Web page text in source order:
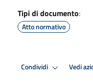
Tipi di documento:
Atto normativo
Condividi Vedi